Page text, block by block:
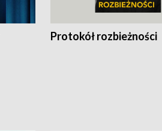
Protokół rozbieżności